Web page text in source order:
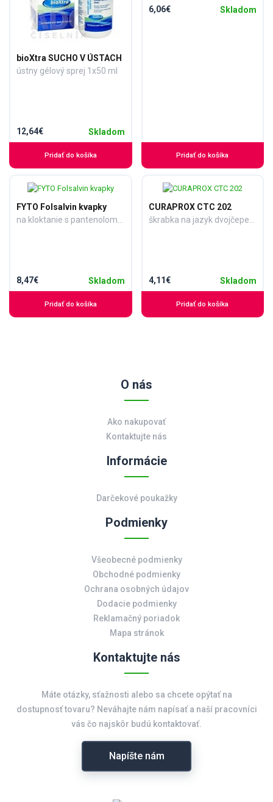
bioXtra SUCHO V ÚSTACH
ústny gélový sprej 1x50 ml
12,64€ Skladom
Pridať do košíka
6,06€ Skladom
Pridať do košíka
FYTO Folsalvin kvapky
8,47€ Skladom
Pridať do košíka
CURAPROX CTC 202
4,11€ Skladom
Pridať do košíka
O nás
Ako nakupovať
Kontaktujte nás
Informácie
Darčekové poukažky
Podmienky
Všeobecné podmienky
Obchodné podmienky
Ochrana osobných údajov
Dodacie podmienky
Reklamačný poriadok
Mapa stránok
Kontaktujte nás
Máte otázky, sťažnosti alebo sa chcete opýtať na
dostupnosť tovaru? Neváhajte nám napísať a naší pracovníci
vás čo najskôr budú kontaktovať.
Napíšte nám